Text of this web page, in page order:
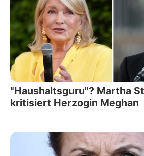
"Haushaltsguru"? Martha
kritisiert Herzogin Meghan